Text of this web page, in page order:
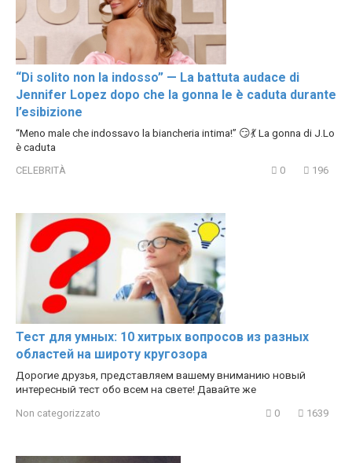
“Di solito non la indosso” — La battuta audace di
Jennifer Lopez dopo che la gonna le è caduta durante
l’esibizione
“Meno male che indossavo la biancheria intima!” 😏💃 La gonna di J.Lo
è caduta
CELEBRITÀ 0 196
Тест для умных: 10 хитрых вопросов из разных
областей на широту кругозора
Дорогие друзья, представляем вашему вниманию новый
интересный тест обо всем на свете! Давайте же
Non categorizzato 0 1639